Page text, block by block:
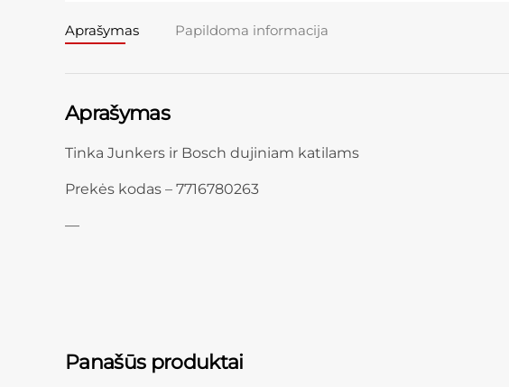
Aprašymas Papildoma informacija
Aprašymas
Tinka Junkers ir Bosch dujiniam katilams
Prekės kodas – 7716780263
—
Panašūs produktai